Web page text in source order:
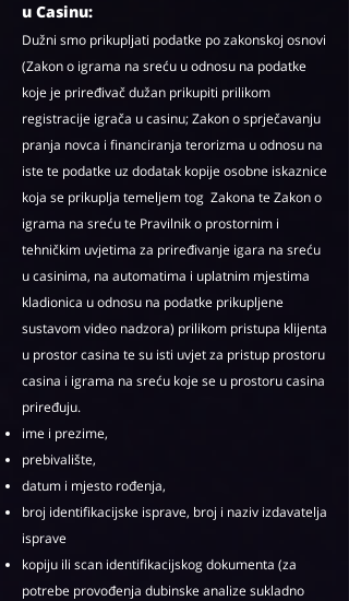
u Casinu:
Dužni smo prikupljati podatke po zakonskoj osnovi
(Zakon o igrama na sreću u odnosu na podatke
koje je priređivač dužan prikupiti prilikom
registracije igrača u casinu; Zakon o sprječavanju
pranja novca i financiranja terorizma u odnosu na
iste te podatke uz dodatak kopije osobne iskaznice
koja se prikuplja temeljem tog Zakona te Zakon o
igrama na sreću te Pravilnik o prostornim i
tehničkim uvjetima za priređivanje igara na sreću
u casinima, na automatima i uplatnim mjestima
kladionica u odnosu na podatke prikupljene
sustavom video nadzora) prilikom pristupa klijenta
u prostor casina te su isti uvjet za pristup prostoru
casina i igrama na sreću koje se u prostoru casina
priređuju.
ime i prezime,
prebivalište,
datum i mjesto rođenja,
broj identifikacijske isprave, broj i naziv izdavatelja
isprave
kopiju ili scan identifikacijskog dokumenta (za
potrebe provođenja dubinske analize sukladno